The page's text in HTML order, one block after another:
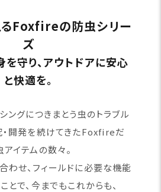
Foxfireの防虫シリー
ズ
守り、アウトドアに安心
と快適を。
ングにつきまとう虫のトラブル
・開発を続けてきたFoxfireだ
イテムの数々。
わせ、フィールドに必要な機能
とで、今までもこれからも、